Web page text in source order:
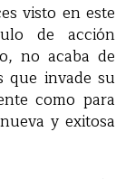
visto en este
de acción
no acaba de
que invade su
como para
y exitosa